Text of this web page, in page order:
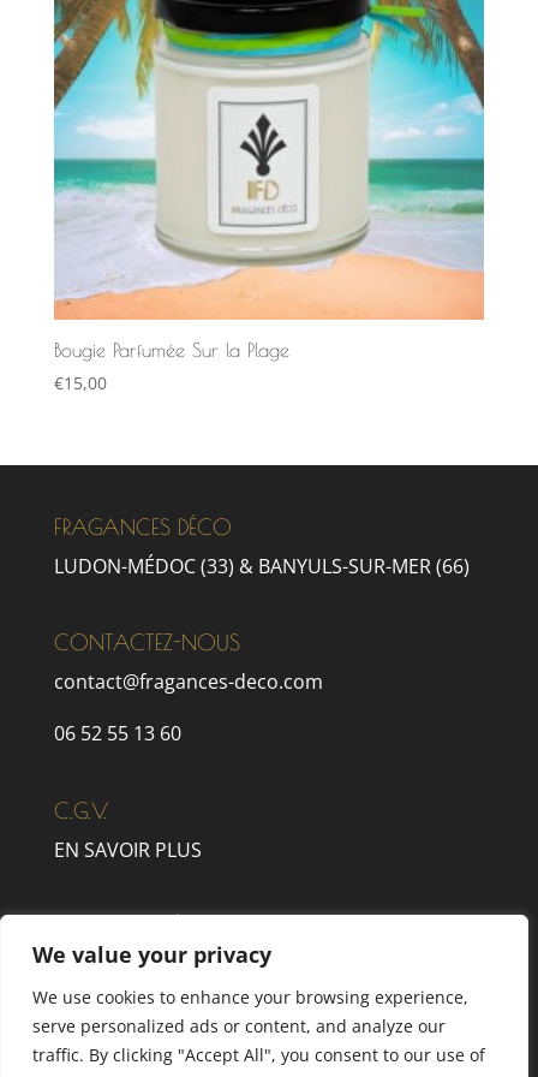
We value your privacy
We use cookies to enhance your browsing experience,
serve personalized ads or content, and analyze our
traffic. By clicking "Accept All", you consent to our use of
Bougie Parfumée Sur la Plage
€15,00
FRAGANCES DÉCO
LUDON-MÉDOC (33) & BANYULS-SUR-MER (66)
CONTACTEZ-NOUS
contact@fragances-deco.com
06 52 55 13 60
C.G.V.
EN SAVOIR PLUS
EN SAVOIR PLUS